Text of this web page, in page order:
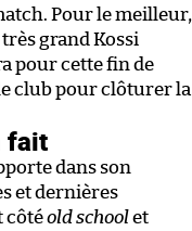
Pour le meilleur,
grand Kossi
pour cette fin de
club pour clôturer la
fait
dans son
et dernières
côtéold schoolet